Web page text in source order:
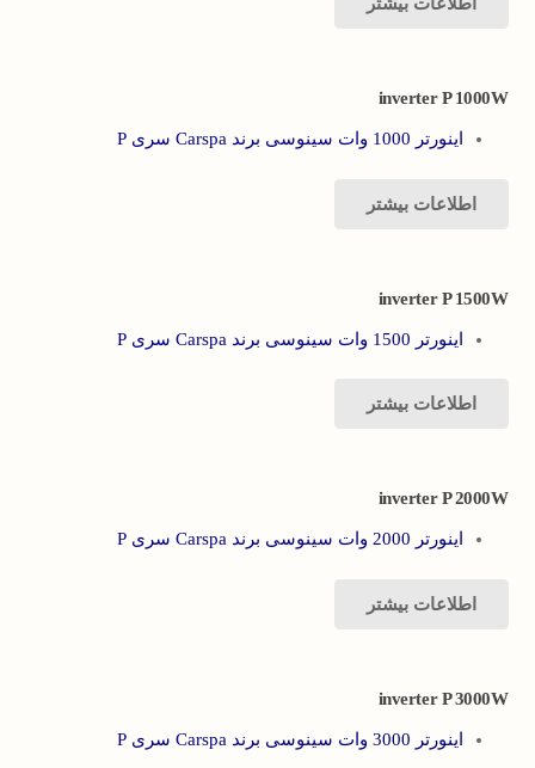
inverter P 1000W
اینورتر 1000 وات سینوسی برند Carspa سری P
اطلاعات بیشتر
inverter P 1500W
اینورتر 1500 وات سینوسی برند Carspa سری P
اطلاعات بیشتر
inverter P 2000W
اینورتر 2000 وات سینوسی برند Carspa سری P
اطلاعات بیشتر
inverter P 3000W
اینورتر 3000 وات سینوسی برند Carspa سری P